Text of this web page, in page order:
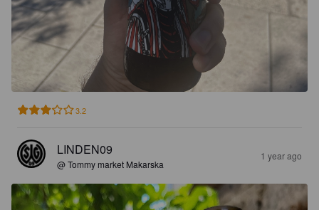
3.2
LINDEN09
@ Tommy market Makarska
1 year ago